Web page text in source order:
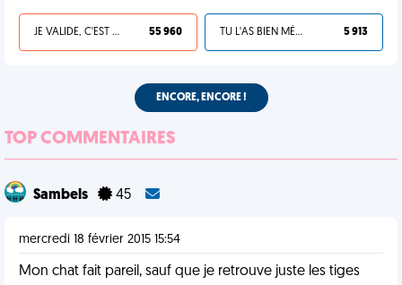
JE VALIDE, C'EST UNE VDM 55 960 TU L'AS BIEN MÉRITÉ 5 913
ENCORE, ENCORE !
TOP COMMENTAIRES
Sambels 45
mercredi 18 février 2015 15:54
Mon chat fait pareil, sauf que je retrouve juste les tiges